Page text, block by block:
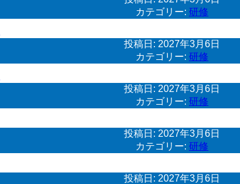
カテゴリー: 研修
投稿日: 2027年3月6日
カテゴリー: 研修
投稿日: 2027年3月6日
カテゴリー: 研修
投稿日: 2027年3月6日
カテゴリー: 研修
投稿日: 2027年3月6日